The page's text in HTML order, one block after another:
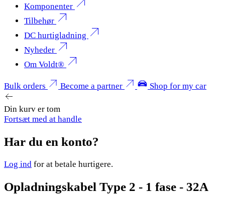
Komponenter
Tilbehør
DC hurtigladning
Nyheder
Om Voldt®
Bulk orders Become a partner Shop for my car
Din kurv er tom
Fortsæt med at handle
Har du en konto?
Log ind for at betale hurtigere.
Opladningskabel Type 2 - 1 fase - 32A